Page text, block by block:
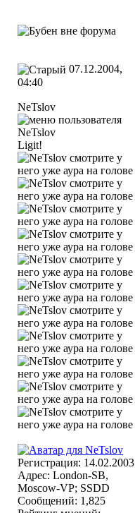
07.12.2004,
04:40
NeTslov
Ligit!
Регистрация: 14.02.2003
Адрес: London-SB,
Moscow-VP; SSDD
Сообщений: 1,825